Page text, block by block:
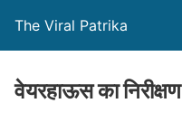
The Viral Patrika
वेयरहाऊस का निरीक्षण